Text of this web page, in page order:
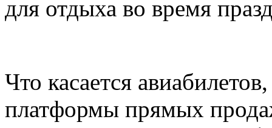
для отдыха во время
Что касается
платформы прямых